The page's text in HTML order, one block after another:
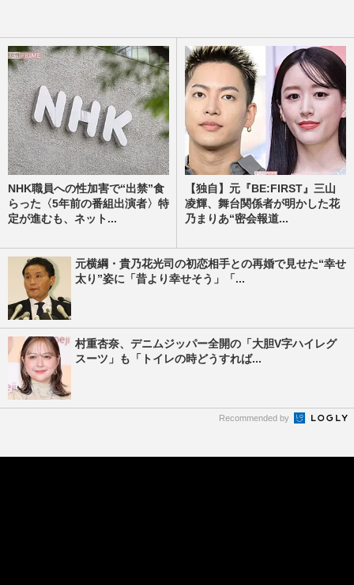
NHK職員への性加害で“出禁”食
らった〈5年前の番組出演者〉特
定が進むも、ネット...
【独自】元『BE:FIRST』三山
凌輝、舞台関係者が明かした花
乃まりあ“密会報道...
元横綱・貴乃花光司の初恋相手との再婚で見せた“幸せ
太り”姿に「昔より幸せそう」「...
村重杏奈、デニムジッパー全開の「大胆V字ハイレグ
スーツ」も「トイレの時どうすれば...
Recommended by